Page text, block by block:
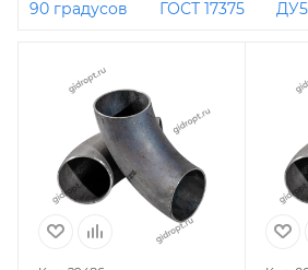
90 градусов ГОСТ 17375
Крутоизогнутые
45 градусов
90 градусов ДУ 20
90 градусов ДУ 100
90
ДУ150
90 градусов ДУ 50
108х4
90 градусов ДУ 125
градусов ДУ 25
ДУ80 57 мм